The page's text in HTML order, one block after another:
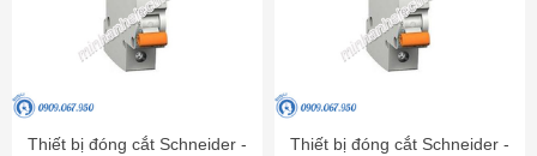
Thiết bị đóng cắt Schneider -
Thiết bị đóng cắt Schneider -